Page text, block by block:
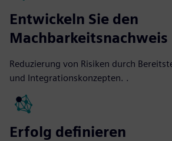
Entwickeln Sie den
Machbarkeitsnachweis
Reduzierung von Risiken durch
und Integrationskonzepten. .
Erfolg definieren